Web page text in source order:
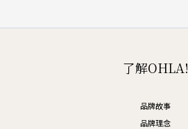
了解OHLA!
品牌故事
品牌理念